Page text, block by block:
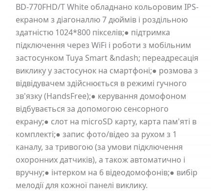
BD-770FHD/T White обладнано кольоровим IPS-
екраном з діагоналлю 7 дюймів і роздільною
здатністю 1024*800 пікселів;● підтримка
підключення через WiFi і роботи з мобільним
застосунком Tuya Smart &ndash; переадресація
виклику у застосунок на смартфоні;● розмова з
відвідувачем здійснюється в режимі гучного
зв'язку (HandsFree);● керування домофоном
відбувається за допомогою сенсорного
екрану;● слот на microSD карту, карта пам'яті в
комплекті;● запис фото/відео за рухом з 1
каналу, за тривогою (за умови підключення
охоронних датчиків), а також автоматично і
вручну;● інтерком на 6 відеодомофонів;● вибір
мелодії для кожної панелі виклику.